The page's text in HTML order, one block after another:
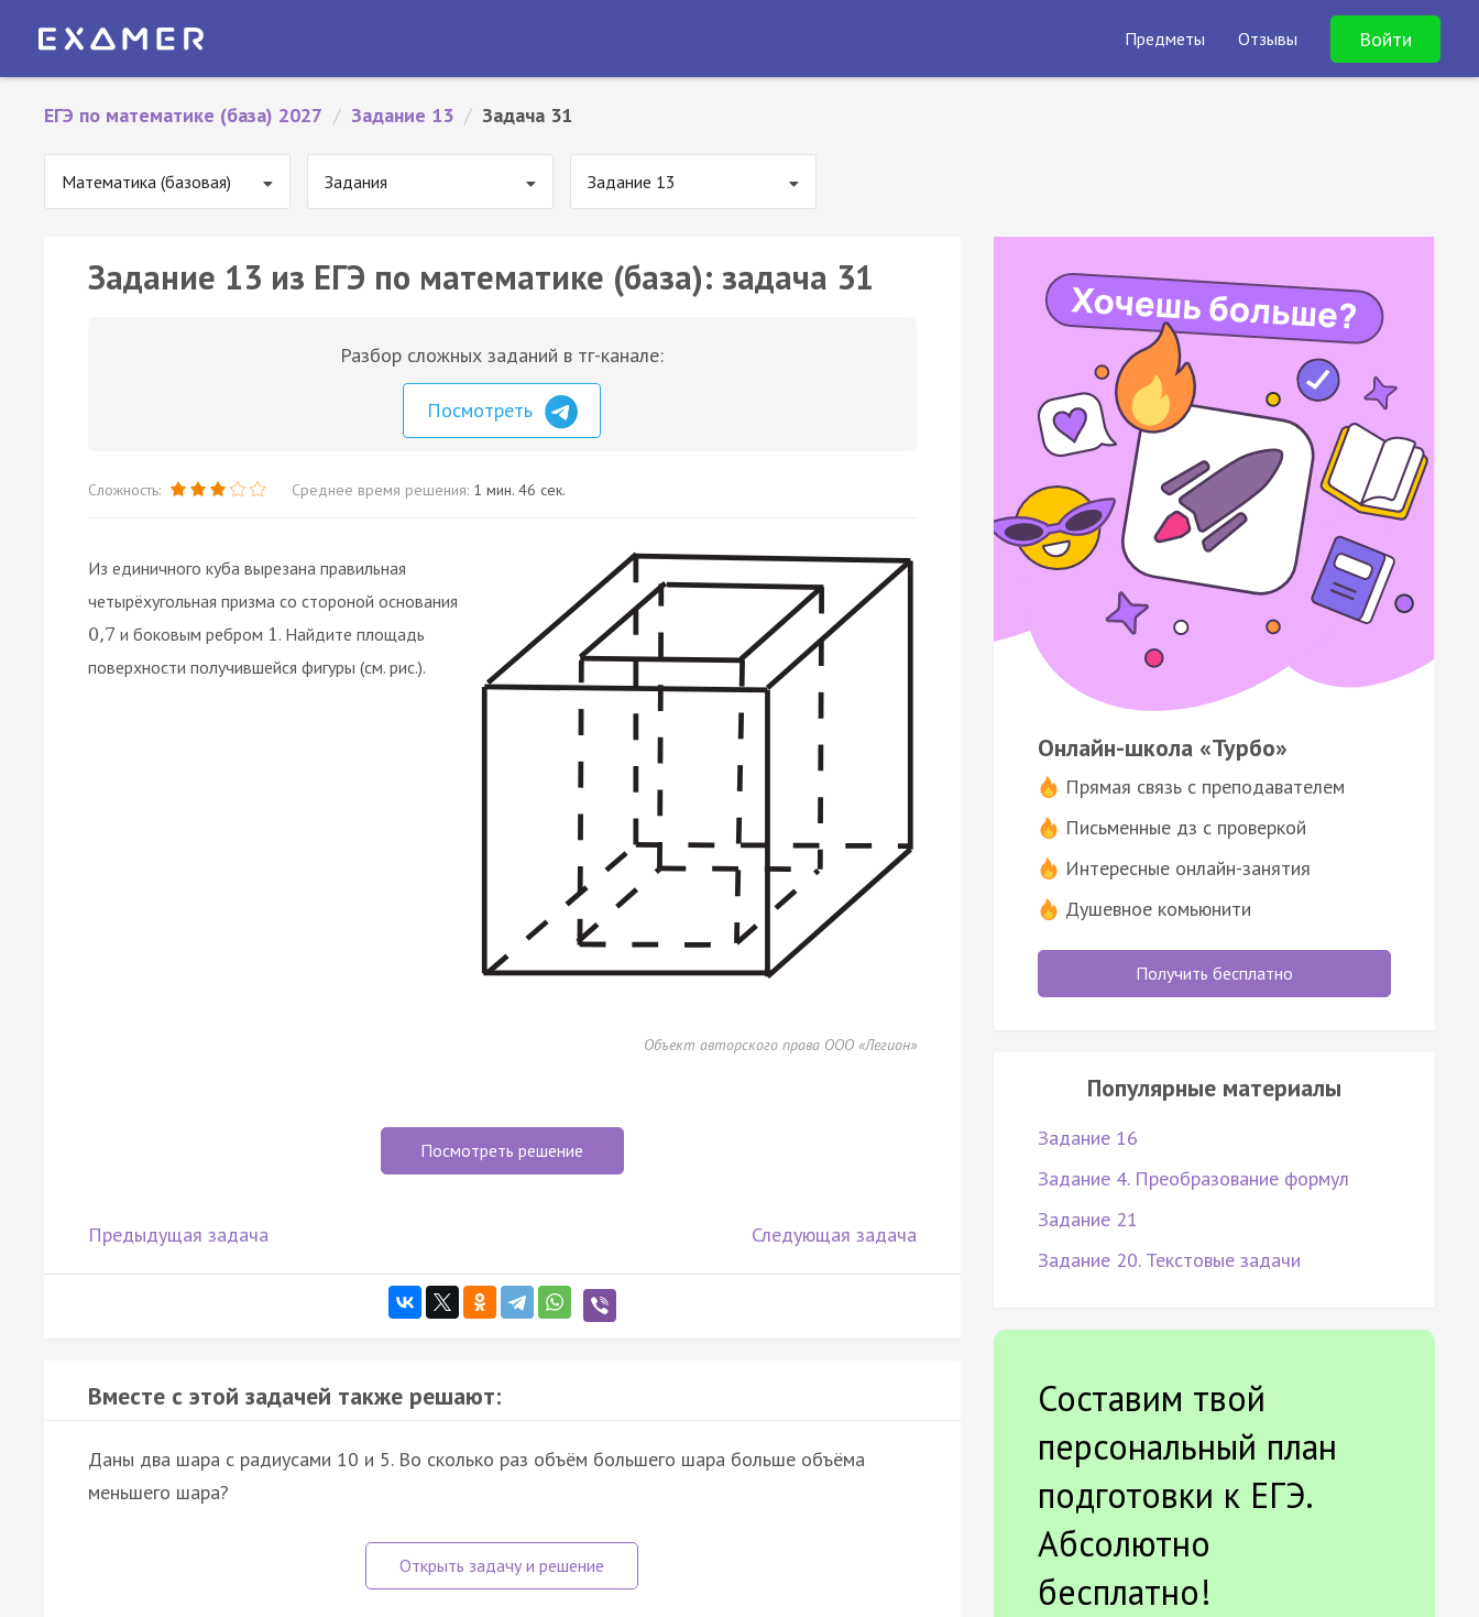
Предметы Отзывы Войти
ЕГЭ по математике (база) 2027 / Задание 13 / Задача 31
Математика (базовая) Задания Задание 13
Задание 13 из ЕГЭ по математике (база): задача 31
Разбор сложных заданий в тг-канале:
Посмотреть
Сложность: Среднее время решения: 1 мин. 46 сек.
Из единичного куба вырезана правильная
четырёхугольная призма со стороной основания
0,7 и боковым ребром 1 . Найдите площадь
поверхности получившейся фигуры (cм. рис.).
Объект авторского права ООО «Легион»
Посмотреть решение
Предыдущая задача Следующая задача
Вместе с этой задачей также решают:
Даны два шара с радиусами 10 и 5. Во сколько раз объём большего шара больше объёма
меньшего шара?
Онлайн-школа «Турбо»
Прямая связь с преподавателем
Письменные дз с проверкой
Интересные онлайн-занятия
Душевное комьюнити
Получить бесплатно
Популярные материалы
Задание 16
Задание 4. Преобразование формул
Задание 21
Задание 20. Текстовые задачи
Составим твой
персональный план
подготовки к ЕГЭ.
Абсолютно
бесплатно!